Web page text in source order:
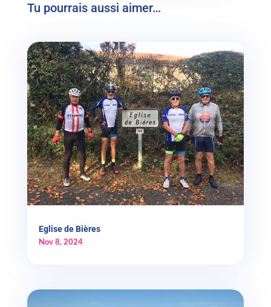
Tu pourrais aussi aimer…
Eglise de Bières
Nov 8, 2024